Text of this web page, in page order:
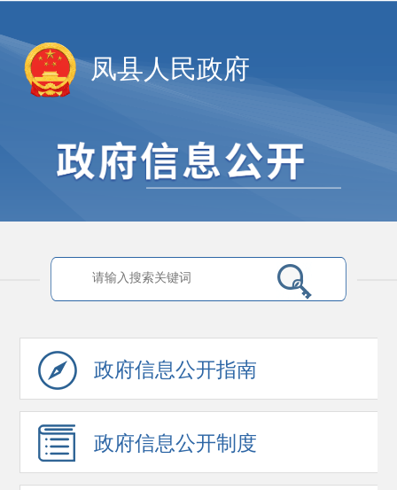
凤县人民政府
政府信息公开指南
政府信息公开制度